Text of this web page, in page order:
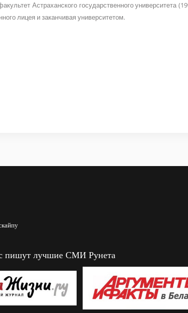
Астраханского государственного университета
лицея и заканчивая университетом.
пишут лучшие СМИ Рунета